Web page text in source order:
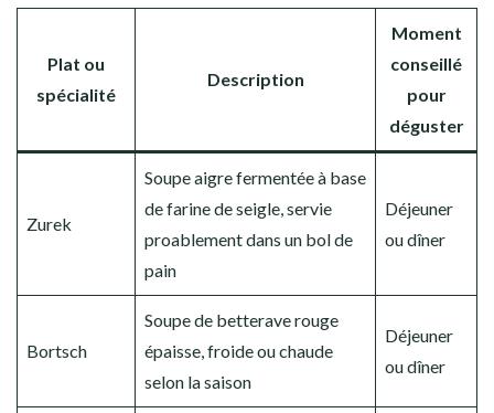
Plat ou
spécialité
Description
Moment
conseillé
pour
déguster
Zurek
Soupe aigre fermentée à base
de farine de seigle, servie
proablement dans un bol de
pain
Déjeuner
ou dîner
Bortsch
Soupe de betterave rouge
épaisse, froide ou chaude
selon la saison
Déjeuner
ou dîner